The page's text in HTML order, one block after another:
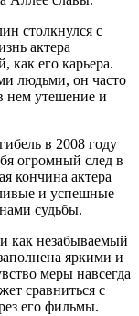
столкнулся с
актера
как его карьера.
людьми, он часто
нем утешение и
в 2008 году
огромный след в
кончина актера
и успешные
судьбы.
как незабываемый
яркими и
меры навсегда
сравниться с
его фильмы.